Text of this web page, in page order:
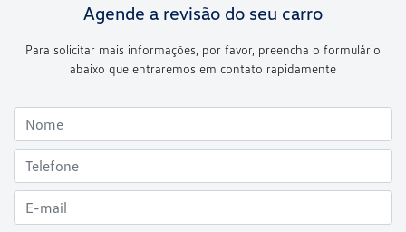
Agende a revisão do seu carro
Para solicitar mais informações, por favor, preencha o formulário
abaixo que entraremos em contato rapidamente